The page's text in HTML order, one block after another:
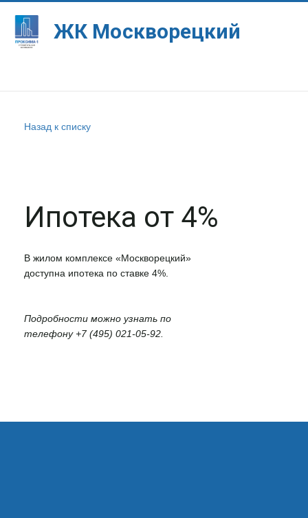
ЖК Москворе­­­­цкий
Назад к списку
Ипотека от 4%
В жилом комплексе «Москворецкий»
доступна ипотека по ставке 4%.
Подробности можно узнать по
телефону +7 (495) 021-05-92.